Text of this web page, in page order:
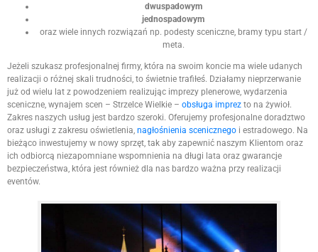
dwuspadowym
jednospadowym
oraz wiele innych rozwiązań np. podesty sceniczne, bramy typu start /
meta.
Jeżeli szukasz profesjonalnej firmy, która na swoim koncie ma wiele udanych
realizacji o różnej skali trudności, to świetnie trafiłeś. Działamy nieprzerwanie
już od wielu lat z powodzeniem realizując imprezy plenerowe, wydarzenia
sceniczne, wynajem scen – Strzelce Wielkie – obsługa imprez to na żywioł.
Zakres naszych usług jest bardzo szeroki. Oferujemy profesjonalne doradztwo
oraz usługi z zakresu oświetlenia, nagłośnienia scenicznego i estradowego. Na
bieżąco inwestujemy w nowy sprzęt, tak aby zapewnić naszym Klientom oraz
ich odbiorcą niezapomniane wspomnienia na długi lata oraz gwarancje
bezpieczeństwa, która jest również dla nas bardzo ważna przy realizacji
eventów.